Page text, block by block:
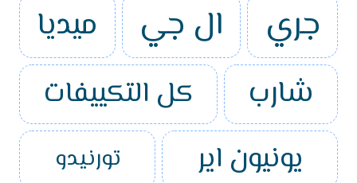
جري ال جي ميديا
شارب
كل التكييفات
يونيون اير
تورنيدو